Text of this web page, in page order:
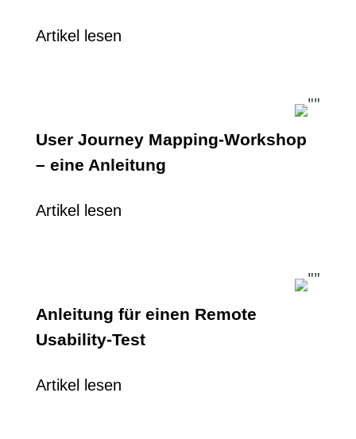
Artikel lesen
User Journey Mapping-Workshop
– eine Anleitung
Artikel lesen
Anleitung für einen Remote
Usability-Test
Artikel lesen